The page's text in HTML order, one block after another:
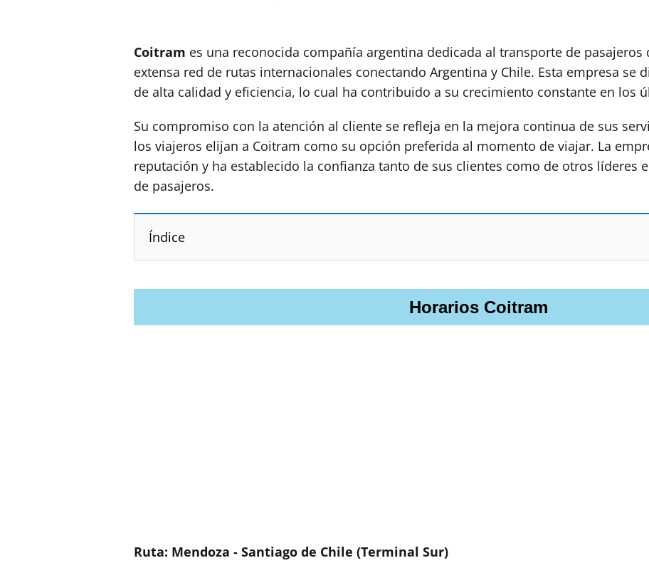
Coitram es una reconocida compañía argentina dedicada al transporte de pasajeros
extensa red de rutas internacionales conectando Argentina y Chile. Esta empresa se
de alta calidad y eficiencia, lo cual ha contribuido a su crecimiento constante en los
Su compromiso con la atención al cliente se refleja en la mejora continua de sus
los viajeros elijan a Coitram como su opción preferida al momento de viajar. La
reputación y ha establecido la confianza tanto de sus clientes como de otros líderes
de pasajeros.
Índice
Horarios Coitram
Ruta: Mendoza - Santiago de Chile (Terminal Sur)